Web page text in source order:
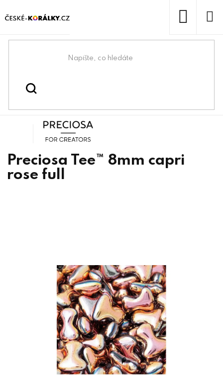
na
Domů
Korálky
Preciosa Tee™ 8mm capri
rose full
Preciosa